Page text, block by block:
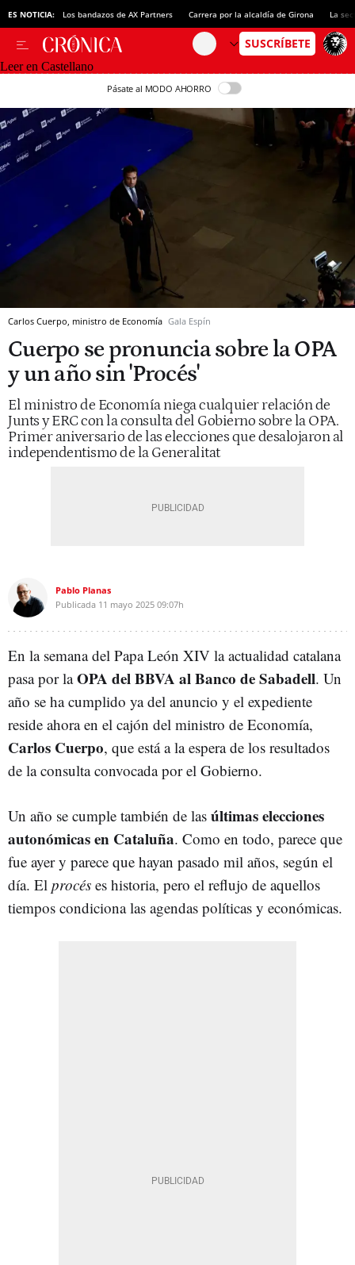
ES NOTICIA: Los bandazos de AX Partners Carrera por la alcaldía de Girona La
Leer en Castellano
Pásate al MODO AHORRO
Carlos Cuerpo, ministro de Economía Gala Espín
Cuerpo se pronuncia sobre la OPA
y un año sin 'Procés'
El ministro de Economía niega cualquier relación de
Junts y ERC con la consulta del Gobierno sobre la OPA.
Primer aniversario de las elecciones que desalojaron al
independentismo de la Generalitat
Pablo Planas
Publicada 11 mayo 2025 09:07h
En la semana del Papa León XIV la actualidad catalana
pasa por laOPA del BBVA al Banco de Sabadell. Un
año se ha cumplido ya del anuncio y el expediente
reside ahora en el cajón del ministro de Economía,
Carlos Cuerpo, que está a la espera de los resultados
de la consulta convocada por el Gobierno.
Un año se cumple también de las últimas elecciones
autonómicas en Cataluña. Como en todo, parece que
fue ayer y parece que hayan pasado mil años, según el
día. El procés es historia, pero el reflujo de aquellos
tiempos condiciona las agendas políticas y económicas.